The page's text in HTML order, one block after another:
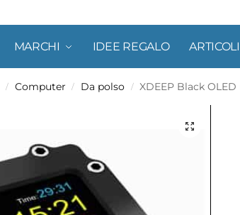
MARCHI IDEE REGALO
/ Computer / Da polso / XDEEP Black